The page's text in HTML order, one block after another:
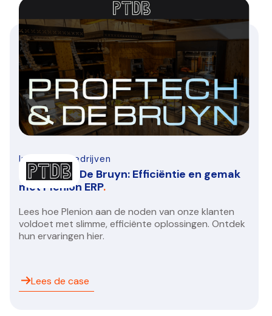
Infra-bouwbedrijven
Proftech & De Bruyn: Efficiëntie en gemak
met Plenion ERP.
Lees hoe Plenion aan de noden van onze klanten
voldoet met slimme, efficiënte oplossingen. Ontdek
hun ervaringen hier.
Lees de case